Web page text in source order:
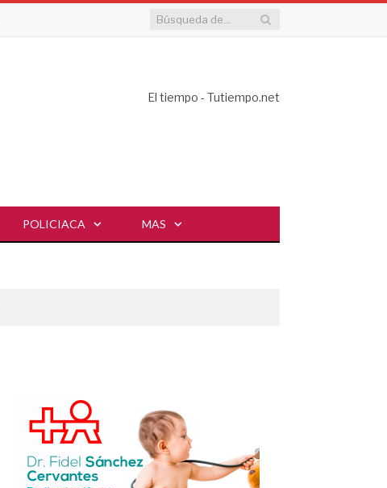
El tiempo - Tutiempo.net
POLICIACA MAS